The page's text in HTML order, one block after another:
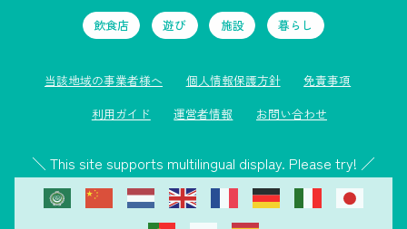
飲食店 遊び 施設 暮らし
当該地域の事業者様へ 個人情報保護方針
免責事項
利用ガイド
運営者情報 お問い合わせ
＼ This site supports multilingual display. Please try! ／